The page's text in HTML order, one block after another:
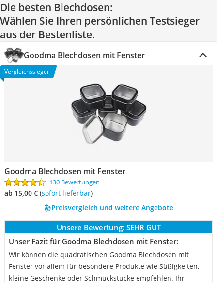
Die besten Blechdosen:
Wählen Sie Ihren persönlichen Testsieger
aus der Bestenliste.
Goodma Blechdosen mit Fenster
Vergleichssieger
Goodma Blechdosen mit Fenster
130 Bewertungen
ab 15,00 € ( Sofort lieferbar)
Preisvergleich und weitere Angebote
Unsere Bewertung: SEHR GUT
Unser Fazit für Goodma Blechdosen mit Fenster:
Wir können die quadratischen Goodma Blechdosen mit
Fenster vor allem für besondere Produkte wie Süßigkeiten,
kleine Geschenke oder Schmuckstücke empfehlen. Ihr